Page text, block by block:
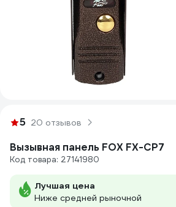
5 20 отзывов
Вызывная панель FOX FX-CP7
Код товара: 27141980
Лучшая цена
Ниже средней рыночной